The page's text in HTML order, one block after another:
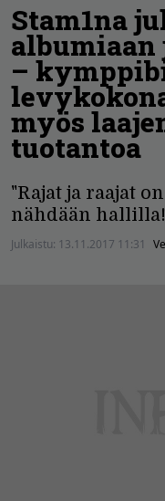
Stam1na
–
myös
tuotantoa
"Rajat ja raajat
nähdään
Julkaistu: 13.11.2017 11:31